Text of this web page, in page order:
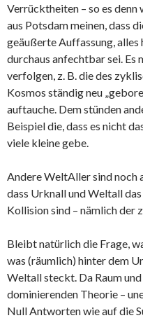
Verrücktheiten – so es
aus Potsdam meinen, dass
geäußerte Auffassung,
durchaus anfechtbar sei. Es
verfolgen, z. B. die des
Kosmos ständig neu
auftauche. Dem stünden
Beispiel die, dass es nicht
viele kleine gebe.
Andere WeltAller sind noch
dass Urknall und Weltall
Kollision sind – nämlich der
Bleibt natürlich die Frage,
was (räumlich) hinter dem
Weltall steckt. Da Raum
dominierenden Theorie –
Null Antworten wie auf die